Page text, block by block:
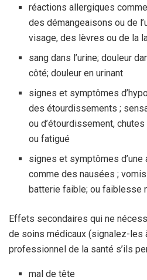
réactions allergiques
des démangeaisons ou de
visage, des lèvres ou de la
sang dans l’urine; douleur
côté; douleur en urinant
signes et symptômes
des étourdissements ;
ou d’étourdissement,
ou fatigué
signes et symptômes d’une
comme des nausées ;
batterie faible; ou faiblesse
Effets secondaires qui ne
de soins médicaux (signalez-les
professionnel de la santé s’ils
mal de tête